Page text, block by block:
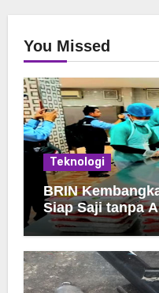
You Missed
Teknologi
BRIN
Siap Saji tanpa
Jamah Haji